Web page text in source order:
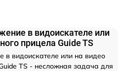
в видоискателе или
прицела Guide TS
в видоискателе или на видео
TS - несложная задача для